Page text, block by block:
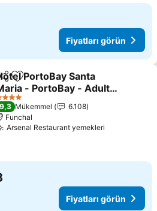
Fiyatları görün
Favorilerime ekle
PortoBay Santa
- PortoBay - Adults
görün
Yıldız
9,3 Mükemmel
6.108
Funchal
Arsenal Restaurant yemekleri
Fiyatları görün